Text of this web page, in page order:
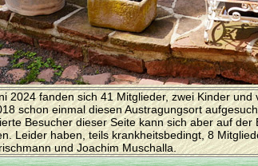
2024 fanden sich 41 Mitglieder, zwei Kinder
schon einmal diesen Austragungsort
Besucher dieser Seite kann sich aber auf
Leider haben, teils krankheitsbedingt, 8
und Joachim Muschalla.